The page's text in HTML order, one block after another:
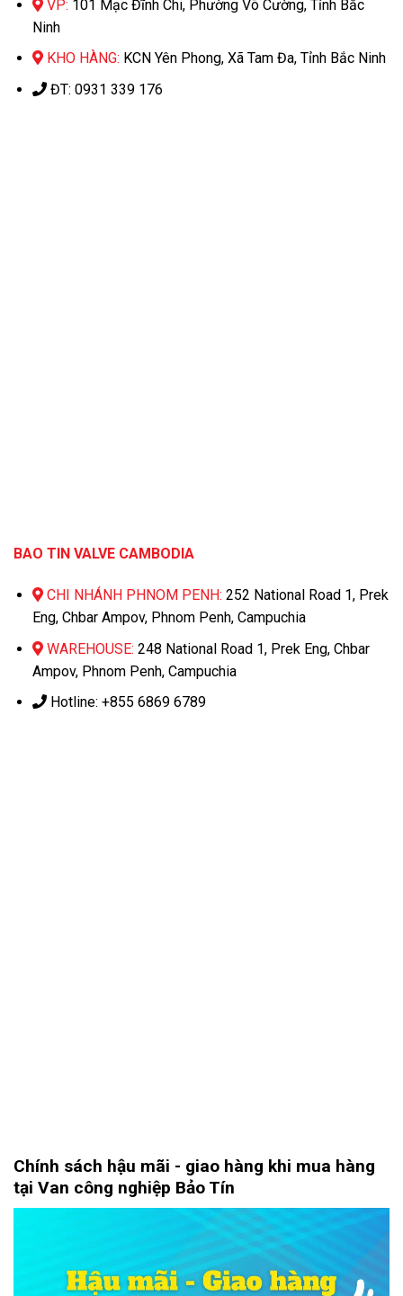
VP: 101 Mạc Đĩnh Chi, Phường Võ Cường, Tỉnh Bắc
Ninh
KHO HÀNG: KCN Yên Phong, Xã Tam Đa, Tỉnh Bắc Ninh
ĐT: 0931 339 176
BAO TIN VALVE CAMBODIA
CHI NHÁNH PHNOM PENH: 252 National Road 1, Prek
Eng, Chbar Ampov, Phnom Penh, Campuchia
WAREHOUSE: 248 National Road 1, Prek Eng, Chbar
Ampov, Phnom Penh, Campuchia
Hotline: +855 6869 6789
Chính sách hậu mãi - giao hàng khi mua hàng
tại Van công nghiệp Bảo Tín